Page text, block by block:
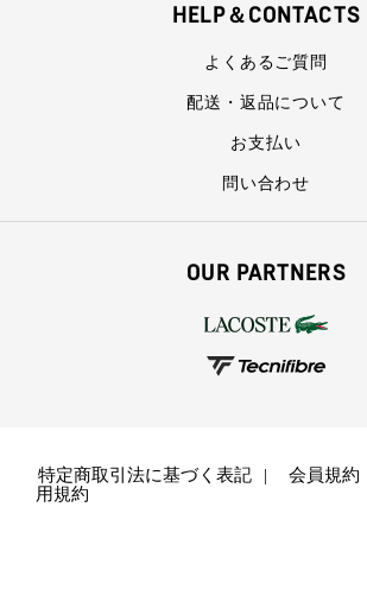
HELP＆CONTACTS
よくあるご質問
配送・返品について
お支払い
問い合わせ
OUR PARTNERS
特定商取引法に基づく表記 会員規約
用規約